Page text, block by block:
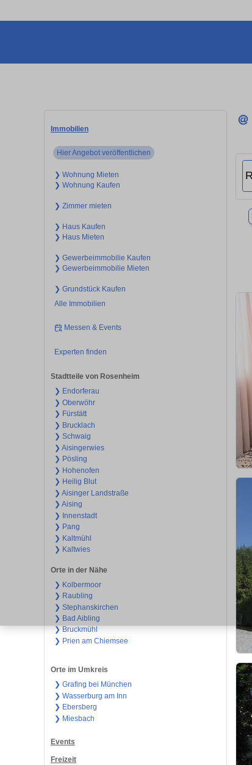
Immobilien
Hier Angebot veröffentlichen
❯ Wohnung Mieten
❯ Wohnung Kaufen
❯ Zimmer mieten
❯ Haus Kaufen
❯ Haus Mieten
❯ Gewerbeimmobilie Kaufen
❯ Gewerbeimmobilie Mieten
❯ Grundstück Kaufen
Alle Immobilien
Messen & Events
Experten finden
Stadtteile von Rosenheim
❯ Endorferau
❯ Oberwöhr
❯ Fürstätt
❯ Brucklach
❯ Schwaig
❯ Aisingerwies
❯ Pösling
❯ Hohenofen
❯ Heilig Blut
❯ Aisinger Landstraße
❯ Aising
❯ Innenstadt
❯ Pang
❯ Kaltmühl
❯ Kaltwies
Orte in der Nähe
❯ Kolbermoor
❯ Raubling
❯ Stephanskirchen
❯ Bad Aibling
❯ Bruckmühl
❯ Prien am Chiemsee
Orte im Umkreis
❯ Grafing bei München
❯ Wasserburg am Inn
❯ Ebersberg
❯ Miesbach
Events
Freizeit